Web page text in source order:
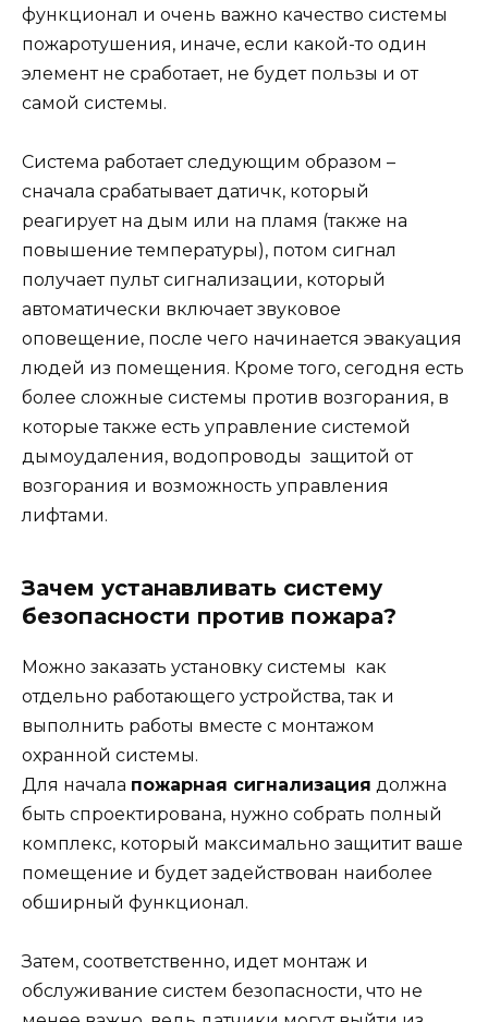
функционал и очень важно качество системы
пожаротушения, иначе, если какой-то один
элемент не сработает, не будет пользы и от
самой системы.
Система работает следующим образом –
сначала срабатывает датичк, который
реагирует на дым или на пламя (также на
повышение температуры), потом сигнал
получает пульт сигнализации, который
автоматически включает звуковое
оповещение, после чего начинается эвакуация
людей из помещения. Кроме того, сегодня есть
более сложные системы против возгорания, в
которые также есть управление системой
дымоудаления, водопроводы защитой от
возгорания и возможность управления
лифтами.
Зачем устанавливать систему
безопасности против пожара?
Можно заказать установку системы как
отдельно работающего устройства, так и
выполнить работы вместе с монтажом
охранной системы.
Для начала пожарная сигнализация должна
быть спроектирована, нужно собрать полный
комплекс, который максимально защитит ваше
помещение и будет задействован наиболее
обширный функционал.
Затем, соответственно, идет монтаж и
обслуживание систем безопасности, что не